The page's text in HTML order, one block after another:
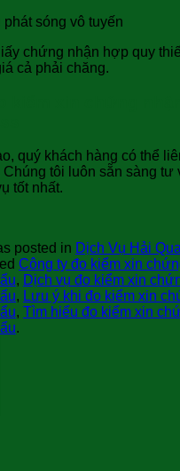
sóng vô tuyến
chứng nhận hợp quy
cả phải chăng.
quý khách hàng có thể
Chúng tôi luôn sẵn sàng tư
tốt nhất.
posted in Dịch Vụ Hải
Công ty đo kiểm xin
, Dịch vụ đo kiểm xin
, Lưu ý khi đo kiểm xin
, Tìm hiểu đo kiểm xin
.